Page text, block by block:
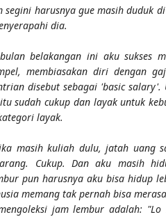
segini harusnya gue masih duduk
dia.
belakangan ini aku sukses
membiasakan diri dengan
disebut sebagai 'basic
sudah cukup dan layak untuk
layak.
masih kuliah dulu, jatah uang
Cukup. Dan aku masih
pun harusnya aku bisa hidup
memang tak pernah bisa
jam lembur adalah: